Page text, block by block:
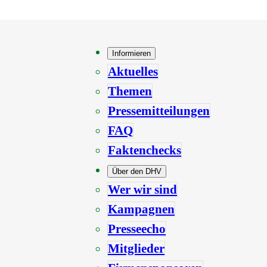
Informieren
Aktuelles
Themen
Pressemitteilungen
FAQ
Faktenchecks
Über den DHV
Wer wir sind
Kampagnen
Presseecho
Mitglieder